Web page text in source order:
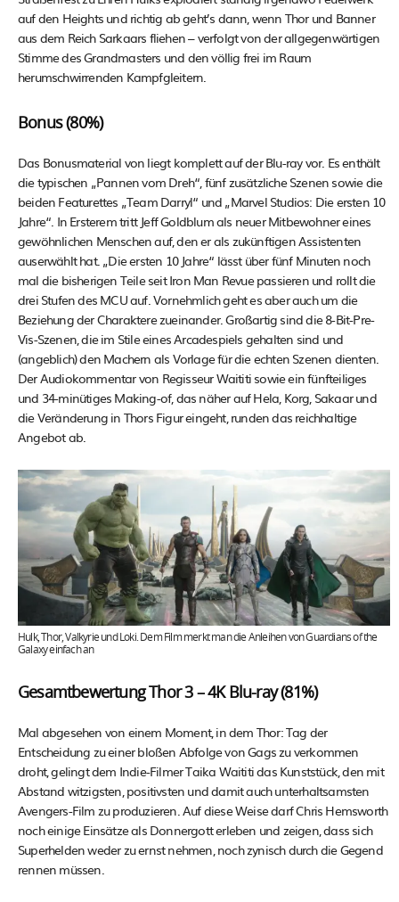
auf den Heights und richtig ab geht’s dann, wenn Thor und Banner
aus dem Reich Sarkaars fliehen – verfolgt von der allgegenwärtigen
Stimme des Grandmasters und den völlig frei im Raum
herumschwirrenden Kampfgleitern.
Bonus (80%)
Das Bonusmaterial von liegt komplett auf der Blu-ray vor. Es enthält
die typischen „Pannen vom Dreh“, fünf zusätzliche Szenen sowie die
beiden Featurettes „Team Darryl“ und „Marvel Studios: Die ersten 10
Jahre“. In Ersterem tritt Jeff Goldblum als neuer Mitbewohner eines
gewöhnlichen Menschen auf, den er als zukünftigen Assistenten
auserwählt hat. „Die ersten 10 Jahre“ lässt über fünf Minuten noch
mal die bisherigen Teile seit Iron Man Revue passieren und rollt die
drei Stufen des MCU auf. Vornehmlich geht es aber auch um die
Beziehung der Charaktere zueinander. Großartig sind die 8-Bit-Pre-
Vis-Szenen, die im Stile eines Arcadespiels gehalten sind und
(angeblich) den Machern als Vorlage für die echten Szenen dienten.
Der Audiokommentar von Regisseur Waititi sowie ein fünfteiliges
und 34-minütiges Making-of, das näher auf Hela, Korg, Sakaar und
die Veränderung in Thors Figur eingeht, runden das reichhaltige
Angebot ab.
Hulk, Thor, Valkyrie und Loki. Dem Film merkt man die Anleihen von Guardians of the
Galaxy einfach an
Gesamtbewertung Thor 3 – 4K Blu-ray (81%)
Mal abgesehen von einem Moment, in dem Thor: Tag der
Entscheidung zu einer bloßen Abfolge von Gags zu verkommen
droht, gelingt dem Indie-Filmer Taika Waititi das Kunststück, den mit
Abstand witzigsten, positivsten und damit auch unterhaltsamsten
Avengers-Film zu produzieren. Auf diese Weise darf Chris Hemsworth
noch einige Einsätze als Donnergott erleben und zeigen, dass sich
Superhelden weder zu ernst nehmen, noch zynisch durch die Gegend
rennen müssen.